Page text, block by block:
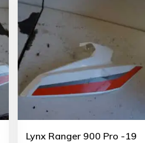
Lynx Ranger 900 Pro -19